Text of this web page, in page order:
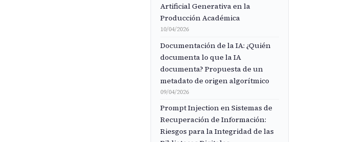
Artificial Generativa en la
Producción Académica
10/04/2026
Documentación de la IA: ¿Quién
documenta lo que la IA
documenta? Propuesta de un
metadato de origen algorítmico
09/04/2026
Prompt Injection en Sistemas de
Recuperación de Información:
Riesgos para la Integridad de las